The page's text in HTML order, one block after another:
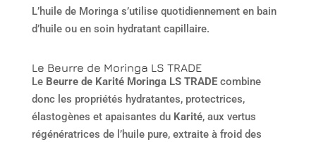
L’huile de Moringa s’utilise quotidiennement en bain
d’huile ou en soin hydratant capillaire.
Le Beurre de Moringa LS TRADE
Le Beurre de Karité Moringa LS TRADEcombine
donc les propriétés hydratantes, protectrices,
élastogènes et apaisantes du Karité, aux vertus
régénératrices de l’huile pure, extraite à froid des